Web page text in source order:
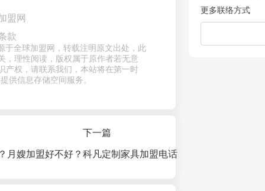
盟网
款
于全球加盟网，转载注明原文出处，此
，理性阅读，版权属于原作者若无意
产权，请联系我们，本站将在第一时
供信息存储空间服务。
月嫂加盟好不好？
下一篇
科凡定制家具加盟电话
更多联络方式